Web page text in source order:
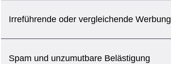
Irreführende oder vergleichende Werbung
Spam und unzumutbare Belästigung